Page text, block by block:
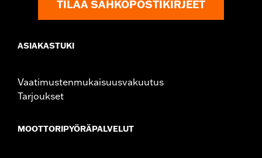
TILAA SÄHKÖPOSTIKIRJEET
ASIAKASTUKI
Vaatimustenmukaisuusvakuutus
Tarjoukset
MOOTTORIPYÖRÄPALVELUT